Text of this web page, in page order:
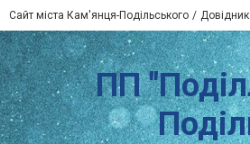
Сайт міста Кам'янця-Подільського Довідник
ПП